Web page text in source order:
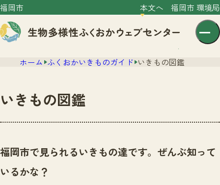
福岡市 本文へ 福岡市 環境局
センター紹介
センター紹介TOP
サイトポリシー
ニュース
いきものガイド
ホーム ふくおかいきものガイド いきもの図鑑
いきもの図鑑
福岡市で見られるいきもの達です。ぜんぶ知って
いるかな？